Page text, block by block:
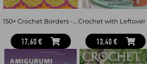
150+ Crochet Borders - Edgings and Decorative Finishes for Every Project—Inspired by Cities Around the World
17,60 € 13,40 €